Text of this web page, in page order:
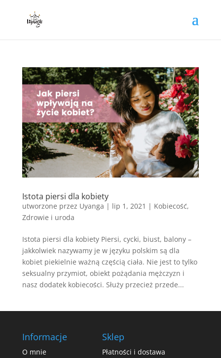
Istota piersi dla kobiety
utworzone przez Uyanga | lip 1, 2021 | Kobiecość,
Zdrowie i uroda
Istota piersi dla kobiety Piersi, cycki, biust, balony –
jakkolwiek nazywamy je w języku polskim są dla
kobiet piekielnie ważną częścią ciała. Nie jest to tylko
seksualny przymiot, obiekt pożądania mężczyzn i
nasz dodatek kobiecości. Służy przecież przede...
Informacje
O mnie
Sklep
Płatności i dostawa